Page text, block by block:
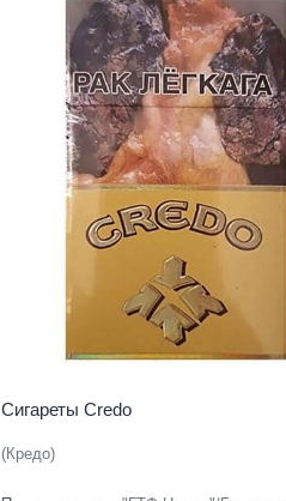
Сигареты Credo
(Кредо)